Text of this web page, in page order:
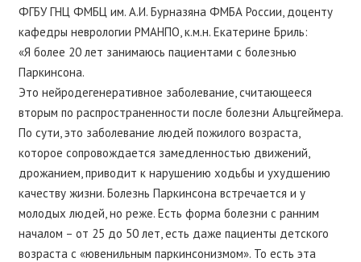
ФГБУ ГНЦ ФМБЦ им. А.И. Бурназяна ФМБА России, доценту
кафедры неврологии РМАНПО, к.м.н. Екатерине Бриль:
«Я более 20 лет занимаюсь пациентами с болезнью
Паркинсона.
Это нейродегенеративное заболевание, считающееся
вторым по распространенности после болезни Альцгеймера.
По сути, это заболевание людей пожилого возраста,
которое сопровождается замедленностью движений,
дрожанием, приводит к нарушению ходьбы и ухудшению
качеству жизни. Болезнь Паркинсона встречается и у
молодых людей, но реже. Есть форма болезни с ранним
началом – от 25 до 50 лет, есть даже пациенты детского
возраста с «ювенильным паркинсонизмом». То есть эта